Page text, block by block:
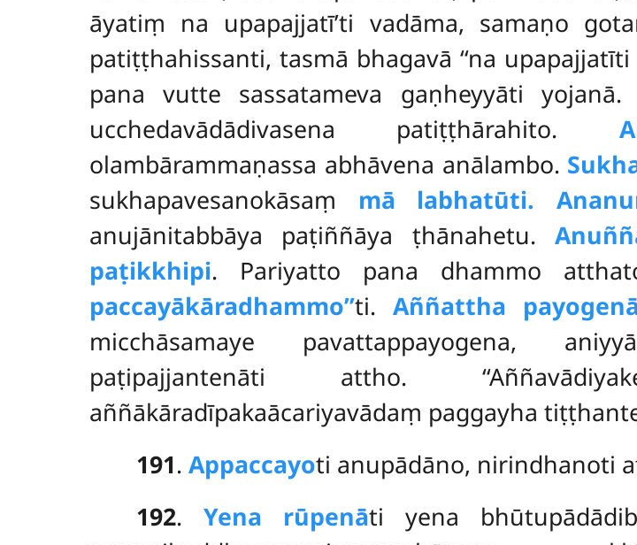
āyatiṃ na upapajjatī’ti vadāma, samaṇo
patiṭṭhahissanti, tasmā bhagavā ‘‘na
pana vutte sassatameva gaṇheyyāti
ucchedavādādivasena patiṭṭhārahito.
olambārammaṇassa abhāvena anālambo.
sukhapavesanokāsaṃ mā labhatūti.
anujānitabbāya paṭiññāya ṭhānahetu.
paṭikkhipi. Pariyatto pana dhammo
paccayākāradhammo’’ti. Aññattha
micchāsamaye pavattappayogena,
paṭipajjantenāti attho.
aññākāradīpakaācariyavādaṃ paggayha
191.Appaccayoti anupādāno, nirindhanoti
192.Yena rūpenāti yena